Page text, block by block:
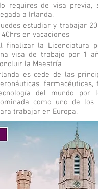
requires de visa
a Irlanda.
estudiar y trabajar
40hrs en vacaciones
finalizar la Licenciatura
visa de trabajo por 1
la Maestría
es cede de las
farmacéuticas,
del mundo por
como uno de los
trabajar en Europa.